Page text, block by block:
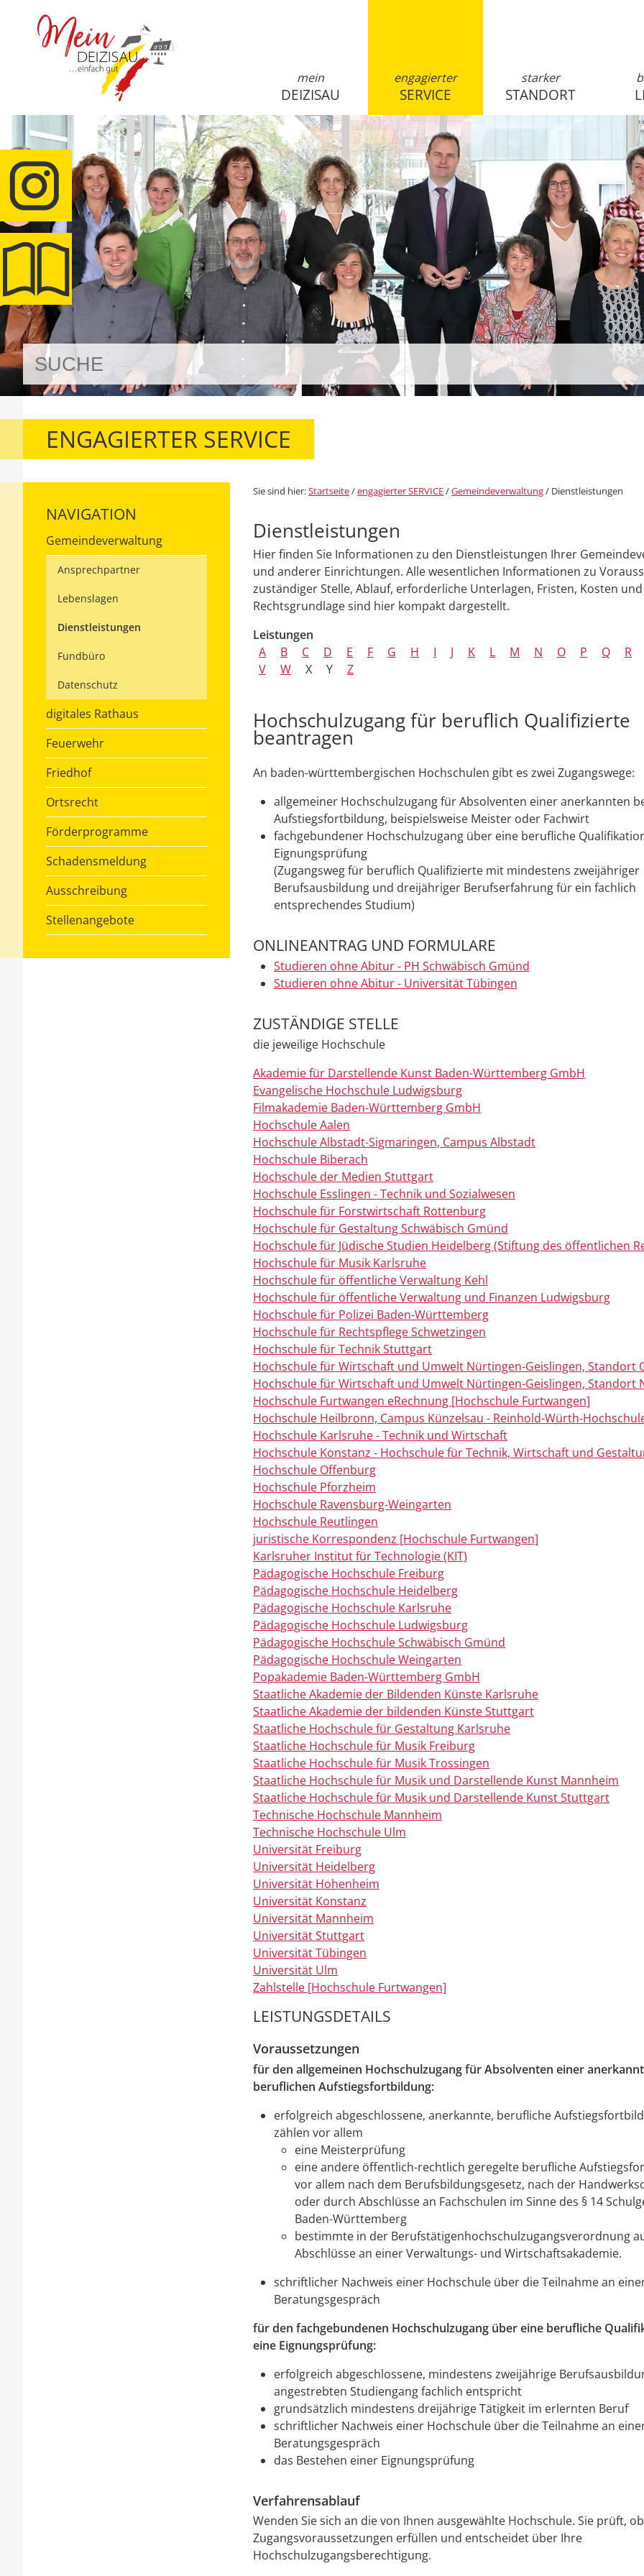
mein
DEIZISAU
engagierter
SERVICE
starker
STANDORT
ENGAGIERTER SERVICE
NAVIGATION
Gemeindeverwaltung
Ansprechpartner
Lebenslagen
Dienstleistungen
Fundbüro
Datenschutz
digitales Rathaus
Feuerwehr
Friedhof
Ortsrecht
Förderprogramme
Schadensmeldung
Ausschreibung
Stellenangebote
Sie sind hier:Startseite/engagierter SERVICE/Gemeindeverwaltung/ Dienstleistungen
Dienstleistungen
Hier finden Sie Informationen zu den Dienstleistungen Ihrer
und anderer Einrichtungen. Alle wesentlichen Informationen zu
zuständiger Stelle, Ablauf, erforderliche Unterlagen, Fristen, Kosten
Rechtsgrundlage sind hier kompakt dargestellt.
Leistungen
A
B C D E F G H I J K L M N O P Q R
V
W X Y Z
Hochschulzugang für beruflich Qualifizierte
beantragen
An baden-württembergischen Hochschulen gibt es zwei Zugangswege:
allgemeiner Hochschulzugang für Absolventen einer anerkannten
Aufstiegsfortbildung, beispielsweise Meister oder Fachwirt
fachgebundener Hochschulzugang über eine berufliche
Eignungsprüfung
(Zugangsweg für beruflich Qualifizierte mit mindestens zweijähriger
Berufsausbildung und dreijähriger Berufserfahrung für ein fachlich
entsprechendes Studium)
ONLINEANTRAG UND FORMULARE
Studieren ohne Abitur - PH Schwäbisch Gmünd
Studieren ohne Abitur - Universität Tübingen
ZUSTÄNDIGE STELLE
die jeweilige Hochschule
Akademie für Darstellende Kunst Baden-Württemberg GmbH
Evangelische Hochschule Ludwigsburg
Filmakademie Baden-Württemberg GmbH
Hochschule Aalen
Hochschule Albstadt-Sigmaringen, Campus Albstadt
Hochschule Biberach
Hochschule der Medien Stuttgart
Hochschule Esslingen - Technik und Sozialwesen
Hochschule für Forstwirtschaft Rottenburg
Hochschule für Gestaltung Schwäbisch Gmünd
Hochschule für Jüdische Studien Heidelberg (Stiftung des öffentlichen
Hochschule für Musik Karlsruhe
Hochschule für öffentliche Verwaltung Kehl
Hochschule für öffentliche Verwaltung und Finanzen Ludwigsburg
Hochschule für Polizei Baden-Württemberg
Hochschule für Rechtspflege Schwetzingen
Hochschule für Technik Stuttgart
Hochschule für Wirtschaft und Umwelt Nürtingen-Geislingen, Standort
Hochschule für Wirtschaft und Umwelt Nürtingen-Geislingen, Standort
Hochschule Furtwangen eRechnung [Hochschule Furtwangen]
Hochschule Heilbronn, Campus Künzelsau - Reinhold-Würth-
Hochschule Karlsruhe - Technik und Wirtschaft
Hochschule Konstanz - Hochschule für Technik, Wirtschaft und
Hochschule Offenburg
Hochschule Pforzheim
Hochschule Ravensburg-Weingarten
Hochschule Reutlingen
juristische Korrespondenz [Hochschule Furtwangen]
Karlsruher Institut für Technologie (KIT)
Pädagogische Hochschule Freiburg
Pädagogische Hochschule Heidelberg
Pädagogische Hochschule Karlsruhe
Pädagogische Hochschule Ludwigsburg
Pädagogische Hochschule Schwäbisch Gmünd
Pädagogische Hochschule Weingarten
Popakademie Baden-Württemberg GmbH
Staatliche Akademie der Bildenden Künste Karlsruhe
Staatliche Akademie der bildenden Künste Stuttgart
Staatliche Hochschule für Gestaltung Karlsruhe
Staatliche Hochschule für Musik Freiburg
Staatliche Hochschule für Musik Trossingen
Staatliche Hochschule für Musik und Darstellende Kunst Mannheim
Staatliche Hochschule für Musik und Darstellende Kunst Stuttgart
Technische Hochschule Mannheim
Technische Hochschule Ulm
Universität Freiburg
Universität Heidelberg
Universität Hohenheim
Universität Konstanz
Universität Mannheim
Universität Stuttgart
Universität Tübingen
Universität Ulm
Zahlstelle [Hochschule Furtwangen]
LEISTUNGSDETAILS
Voraussetzungen
für den allgemeinen Hochschulzugang für Absolventen einer
beruflichen Aufstiegsfortbildung:
erfolgreich abgeschlossene, anerkannte, berufliche
zählen vor allem
eine Meisterprüfung
eine andere öffentlich-rechtlich geregelte berufliche
vor allem nach dem Berufsbildungsgesetz, nach der
oder durch Abschlüsse an Fachschulen im Sinne des § 14
Baden-Württemberg
bestimmte in der Berufstätigenhochschulzugangsverordnung
Abschlüsse an einer Verwaltungs- und Wirtschaftsakademie.
schriftlicher Nachweis einer Hochschule über die Teilnahme an
Beratungsgespräch
für den fachgebundenen Hochschulzugang über eine berufliche
eine Eignungsprüfung:
erfolgreich abgeschlossene, mindestens zweijährige
angestrebten Studiengang fachlich entspricht
grundsätzlich mindestens dreijährige Tätigkeit im erlernten Beruf
schriftlicher Nachweis einer Hochschule über die Teilnahme an
Beratungsgespräch
das Bestehen einer Eignungsprüfung
Verfahrensablauf
Wenden Sie sich an die von Ihnen ausgewählte Hochschule. Sie prüft,
Zugangsvoraussetzungen erfüllen und entscheidet über Ihre
Hochschulzugangsberechtigung.